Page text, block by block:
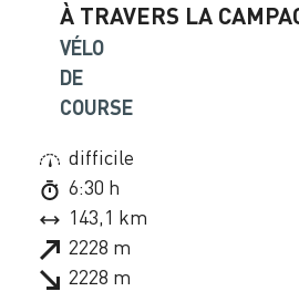
À TRAVERS LA
VÉLO
DE
COURSE
difficile
6:30 h
143,1 km
2228 m
2228 m